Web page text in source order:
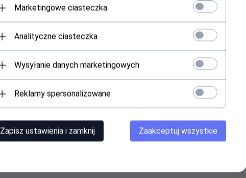
Marketingowe ciasteczka
Analityczne ciasteczka
Wysyłanie danych marketingowych
Reklamy spersonalizowane
Zapisz ustawienia i zamknij Zaakceptuj wszystkie